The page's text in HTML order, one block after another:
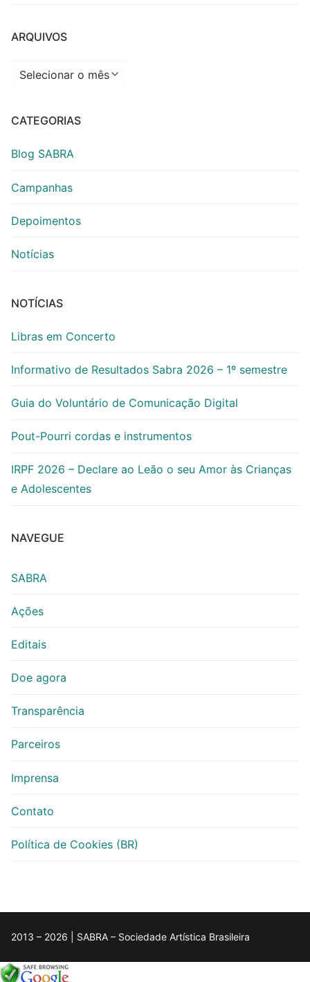
ARQUIVOS
Arquivos
CATEGORIAS
Blog SABRA
Campanhas
Depoimentos
Notícias
NOTÍCIAS
Libras em Concerto
Informativo de Resultados Sabra 2026 – 1º semestre
Guia do Voluntário de Comunicação Digital
Pout-Pourri cordas e instrumentos
IRPF 2026 – Declare ao Leão o seu Amor às Crianças
e Adolescentes
NAVEGUE
SABRA
Ações
Editais
Doe agora
Transparência
Parceiros
Imprensa
Contato
Política de Cookies (BR)
2013 – 2026 | SABRA – Sociedade Artística Brasileira